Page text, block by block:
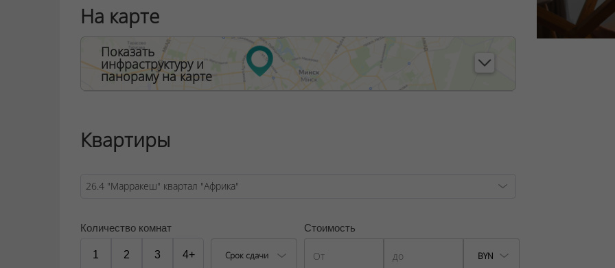
квартала. В центре жилой застройки появится детский сад, уже есть игровые и
спортивные площадки. Через дорогу от квартала появится шикарный парк с
фонтанами и аттракционами, зонами отдыха и выгула домашних животных.
ООО "Твоя столицаконсалт", УНП 190285638, лицензия №02240/129 от 06.09.06г.
На карте
Показать
инфраструктуру и
панораму на карте
Квартиры
Количество комнат
1 2 3 4+ Срок сдачи
Стоимость
BYN